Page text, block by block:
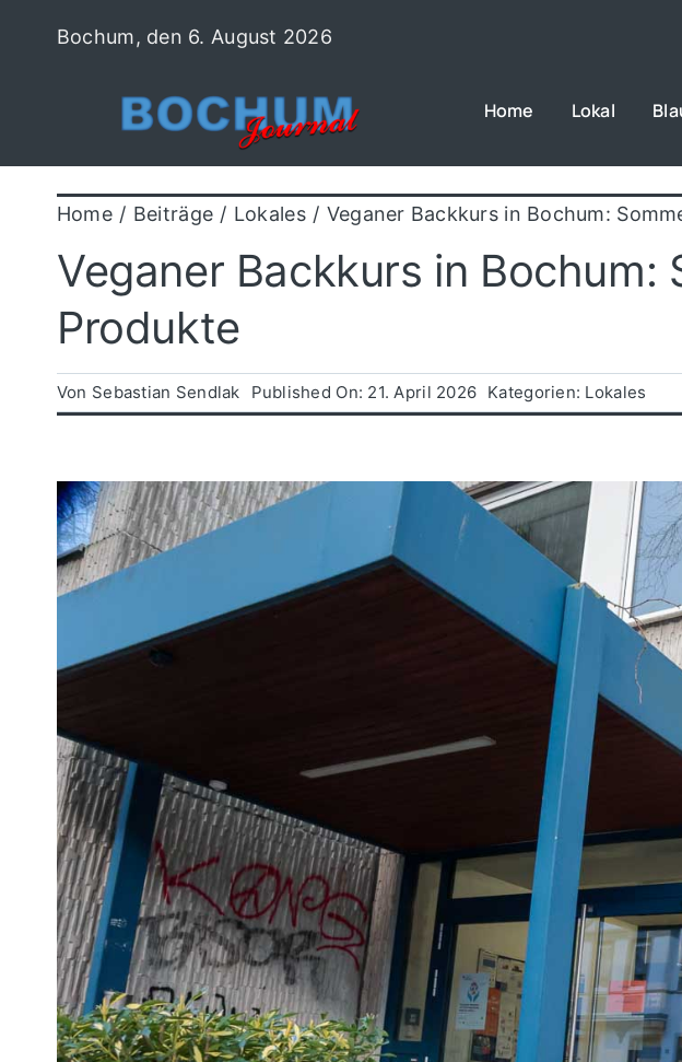
Bochum, den 6. August 2026
Home Lokal
Home Beiträge Lokales Veganer Backkurs in Bochum:
Veganer Backkurs in
Produkte
Von Sebastian Sendlak Published On: 21. April 2026 Kategorien: Lokales